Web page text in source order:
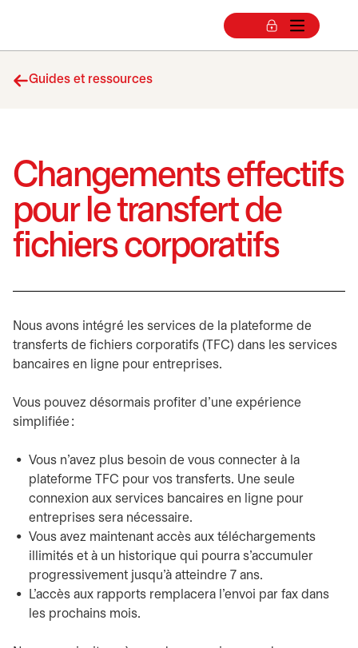
Guides et ressources
Changements effectifs
pour le transfert de
fichiers corporatifs
Nous avons intégré les services de la plateforme de
transferts de fichiers corporatifs (TFC) dans les services
bancaires en ligne pour entreprises.
Vous pouvez désormais profiter d’une expérience
simplifiée :
Vous n’avez plus besoin de vous connecter à la
plateforme TFC pour vos transferts. Une seule
connexion aux services bancaires en ligne pour
entreprises sera nécessaire.
Vous avez maintenant accès aux téléchargements
illimités et à un historique qui pourra s’accumuler
progressivement jusqu’à atteindre 7 ans.
L’accès aux rapports remplacera l’envoi par fax dans
les prochains mois.